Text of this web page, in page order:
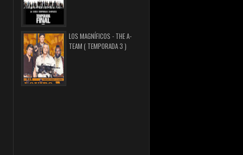
LOS MAGNÍFICOS - THE A-
TEAM ( TEMPORADA 3 )